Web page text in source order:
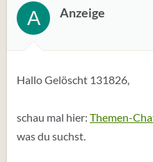
t
u
n
n
A Anzeige
Hallo Gelöscht 131826,
schau mal hier: Themen-
was du suchst.